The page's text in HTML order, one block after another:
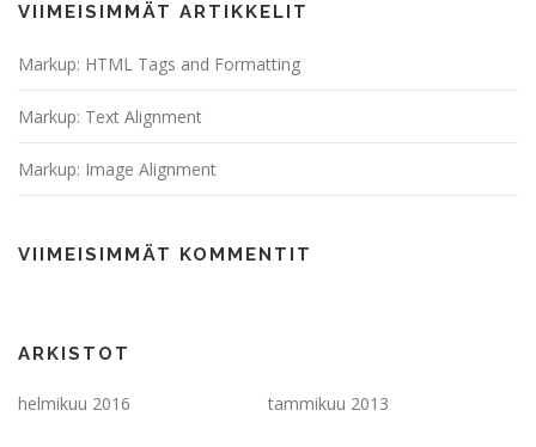
VIIMEISIMMÄT ARTIKKELIT
Markup: HTML Tags and Formatting
Markup: Text Alignment
Markup: Image Alignment
VIIMEISIMMÄT KOMMENTIT
ARKISTOT
helmikuu 2016 tammikuu 2013